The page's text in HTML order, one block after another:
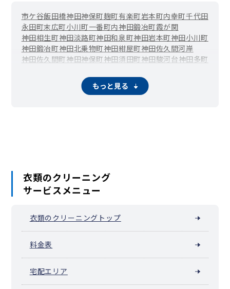
市ケ谷飯田橋神田神保町麹町有楽町岩本町内幸町千代田
永田町末広町小川町一番町内神田鍛冶町霞が関
神田相生町神田淡路町神田和泉町神田岩本町神田小川町
神田鍛冶町神田北乗物町神田紺屋町神田佐久間河岸
神田佐久間町神田神保町神田須田町神田駿河台神田多町
神田東紺屋町 神田東松下町
神田美倉町紀尾井町北の丸公園
もっと見る
衣類のクリーニング
サービスメニュー
衣類のクリーニングトップ
料金表
宅配エリア